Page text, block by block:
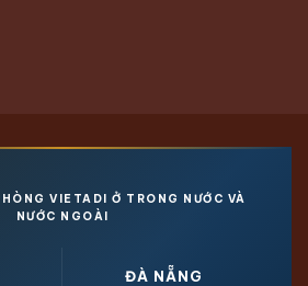
VIETADI Ở TRONG NƯỚC VÀ
NƯỚC NGOÀI
ĐÀ NẴNG